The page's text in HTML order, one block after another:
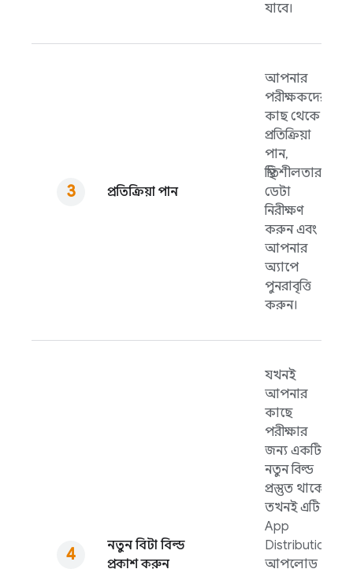
যাবে।
প্রতিক্রিয়া পান
আপনার
পরীক্ষকদের
কাছ থেকে
প্রতিক্রিয়া
পান,
স্থিতিশীলতার
ডেটা
নিরীক্ষণ
করুন এবং
আপনার
অ্যাপে
পুনরাবৃত্তি
করুন।
নতুন বিটা বিল্ড
প্রকাশ করুন
যখনই
আপনার
কাছে
পরীক্ষার
জন্য একটি
নতুন বিল্ড
প্রস্তুত থাকে,
তখনই এটি
App
Distribution
আপলোড